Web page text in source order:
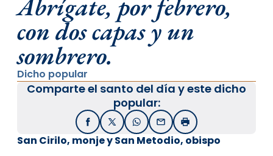
Abrígate, por febrero,
con dos capas y un
sombrero.
Dicho popular
Comparte el santo del día y este dicho
popular:
FacebookX / TwitterWhatsApp
EmailImprimir
San Cirilo, monje y San Metodio, obispo